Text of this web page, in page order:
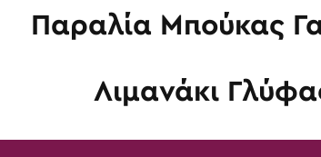
Παραλία Μπούκας
Λιμανάκι